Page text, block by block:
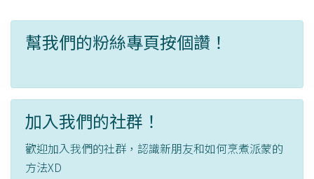
幫我們的粉絲專頁按個讚！
加入我們的社群！
歡迎加入我們的社群，認識新朋友和如何烹煮派蒙的
方法XD